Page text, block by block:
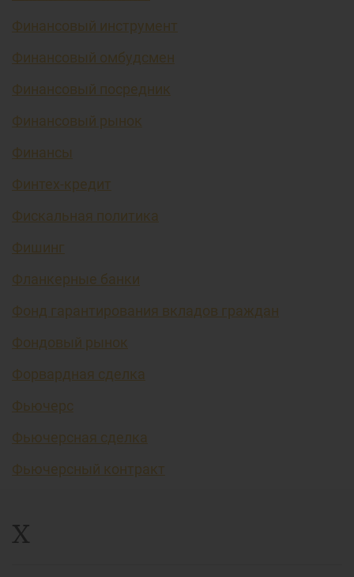
Финансовый инструмент
Финансовый омбудсмен
Финансовый посредник
Финансовый рынок
Финансы
Финтех-кредит
Фискальная политика
Фишинг
Фланкерные банки
Фонд гарантирования вкладов граждан
Фондовый рынок
Форвардная сделка
Фьючерс
Фьючерсная сделка
Фьючерсный контракт
Х